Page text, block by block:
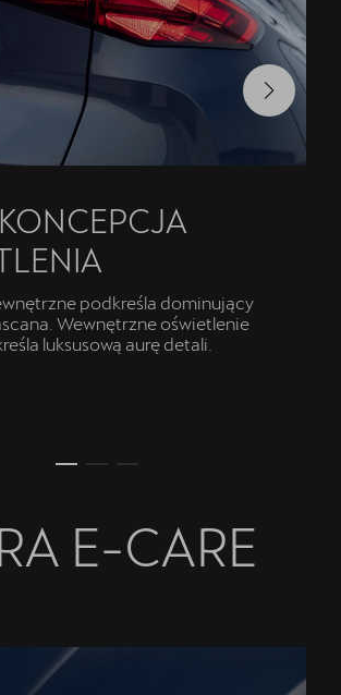
podkreśla dominujący
Wewnętrzne oświetlenie
luksusową aurę detali.
E-CARE